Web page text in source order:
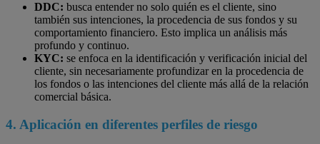
DDC: busca entender no solo quién es el cliente, sino
también sus intenciones, la procedencia de sus fondos y su
comportamiento financiero. Esto implica un análisis más
profundo y continuo.
KYC: se enfoca en la identificación y verificación inicial del
cliente, sin necesariamente profundizar en la procedencia de
los fondos o las intenciones del cliente más allá de la relación
comercial básica.
4. Aplicación en diferentes perfiles de riesgo